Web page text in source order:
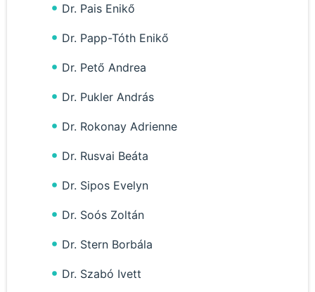
Dr. Pais Enikő
Dr. Papp-Tóth Enikő
Dr. Pető Andrea
Dr. Pukler András
Dr. Rokonay Adrienne
Dr. Rusvai Beáta
Dr. Sipos Evelyn
Dr. Soós Zoltán
Dr. Stern Borbála
Dr. Szabó Ivett